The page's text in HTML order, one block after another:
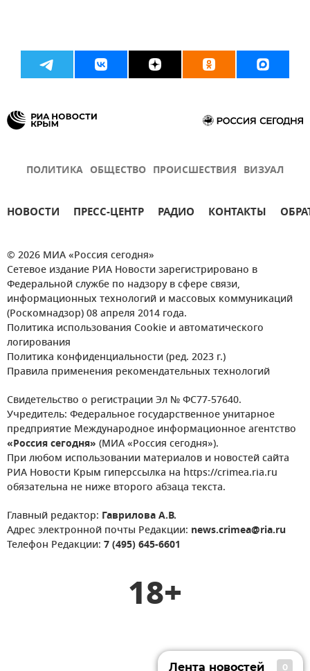
ПОЛИТИКА ОБЩЕСТВО ПРОИСШЕСТВИЯ ВИЗУАЛ
НОВОСТИ ПРЕСС-ЦЕНТР РАДИО КОНТАКТЫ
© 2026 МИА «Россия сегодня»
Сетевое издание РИА Новости зарегистрировано в
Федеральной службе по надзору в сфере связи,
информационных технологий и массовых коммуникаций
(Роскомнадзор) 08 апреля 2014 года.
Политика использования Cookie и автоматического
логирования
Политика конфиденциальности (ред. 2023 г.)
Правила применения рекомендательных технологий
Свидетельство о регистрации Эл № ФС77-57640.
Учредитель: Федеральное государственное унитарное
предприятие Международное информационное агентство
«Россия сегодня» (МИА «Россия сегодня»).
При любом использовании материалов и новостей сайта
РИА Новости Крым гиперссылка на https://crimea.ria.ru
обязательна не ниже второго абзаца текста.
Главный редактор: Гаврилова А.В.
Адрес электронной почты Редакции: news.crimea@ria.ru
Телефон Редакции: 7 (495) 645-6601
18+
Лента новостей 0